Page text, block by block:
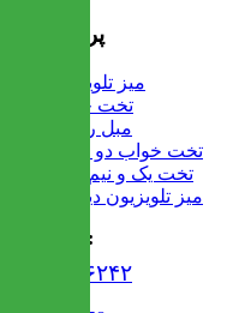
پرفروش ها
میز تلویزیون
تخت خواب
مبل راحتی
تخت خواب دو طبقه
تخت یک و نیم نفره
میز تلویزیون دیواری
تماس با ما :
۰۲۱۹۱۳۰۶۲۴۲